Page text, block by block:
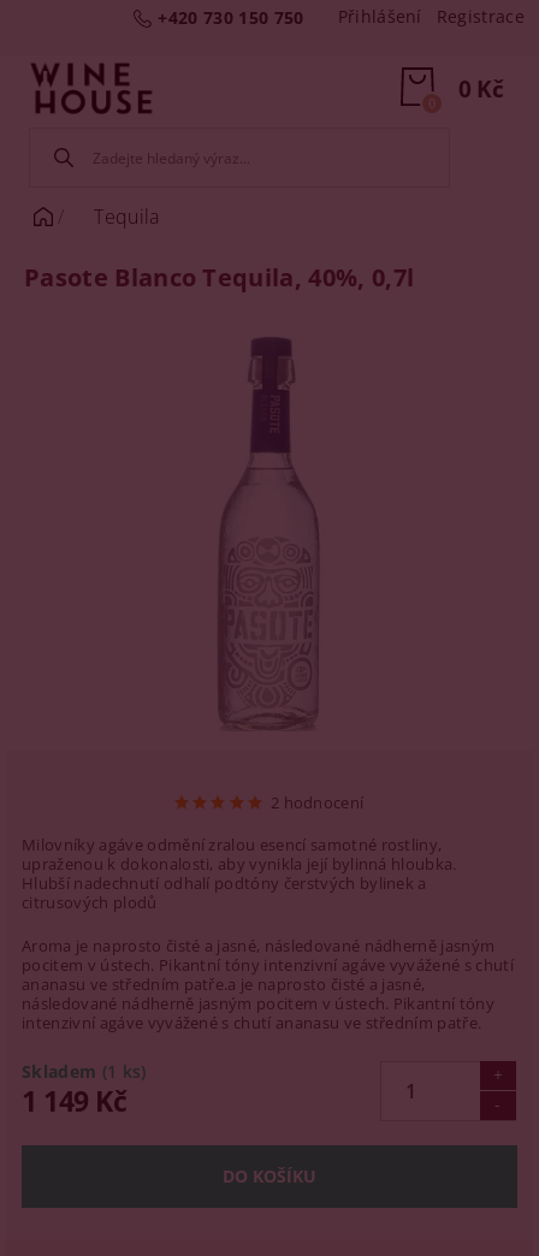
+420 730 150 750 Přihlášení Registrace
0 Kč
0
Tequila
Pasote Blanco Tequila, 40%, 0,7l
2 hodnocení
Milovníky agáve odmění zralou esencí samotné rostliny,
upraženou k dokonalosti, aby vynikla její bylinná hloubka.
Hlubší nadechnutí odhalí podtóny čerstvých bylinek a
citrusových plodů
Aroma je naprosto čisté a jasné, následované nádherně jasným
pocitem v ústech. Pikantní tóny intenzivní agáve vyvážené s chutí
ananasu ve středním patře.a je naprosto čisté a jasné,
následované nádherně jasným pocitem v ústech. Pikantní tóny
intenzivní agáve vyvážené s chutí ananasu ve středním patře.
Skladem (1 ks)
1 149 Kč